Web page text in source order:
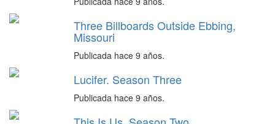
Three Billboards Outside Ebbing,
Missouri
Publicada hace 9 años.
Lucifer. Season Three
Publicada hace 9 años.